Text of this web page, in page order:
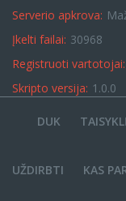
Serverio apkrova:
Įkelti failai: 30968
Registruoti vartotojai:
Skripto versija: 1.0.0
DUK
UŽDIRBTI KAS